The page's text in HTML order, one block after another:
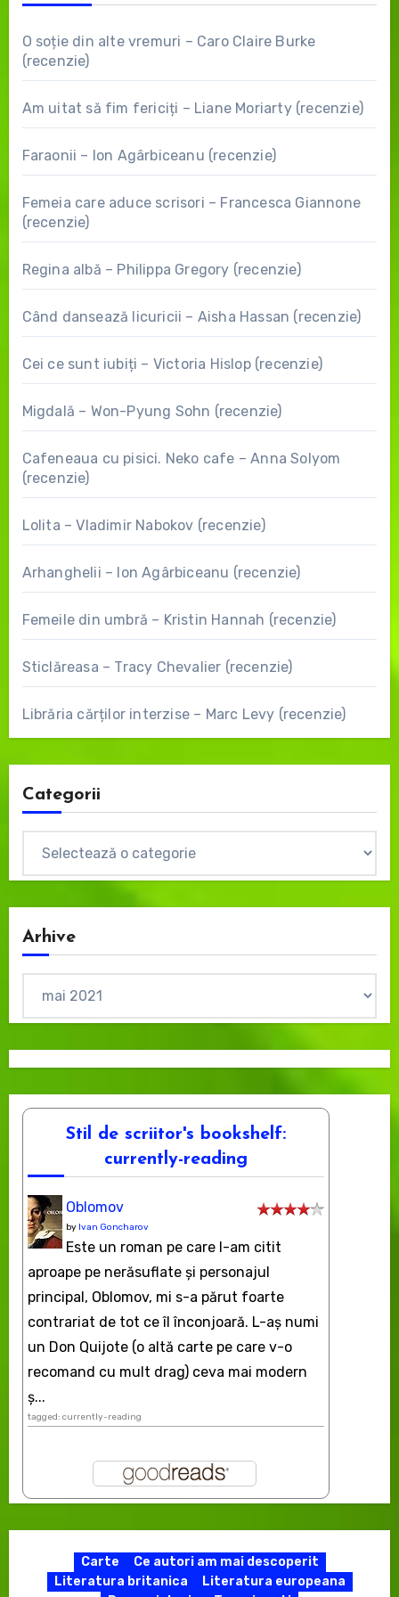
O soție din alte vremuri – Caro Claire Burke
(recenzie)
Am uitat să fim fericiți – Liane Moriarty (recenzie)
Faraonii – Ion Agârbiceanu (recenzie)
Femeia care aduce scrisori – Francesca Giannone
(recenzie)
Regina albă – Philippa Gregory (recenzie)
Când dansează licuricii – Aisha Hassan (recenzie)
Cei ce sunt iubiți – Victoria Hislop (recenzie)
Migdală – Won-Pyung Sohn (recenzie)
Cafeneaua cu pisici. Neko cafe – Anna Solyom
(recenzie)
Lolita – Vladimir Nabokov (recenzie)
Arhanghelii – Ion Agârbiceanu (recenzie)
Femeile din umbră – Kristin Hannah (recenzie)
Sticlăreasa – Tracy Chevalier (recenzie)
Librăria cărților interzise – Marc Levy (recenzie)
Categorii
Arhive
Stil de scriitor's bookshelf:
currently-reading
Oblomov
by Ivan Goncharov
Este un roman pe care l-am citit
aproape pe nerăsuflate şi personajul
principal, Oblomov, mi s-a părut foarte
contrariat de tot ce îl înconjoară. L-aş numi
un Don Quijote (o altă carte pe care v-o
recomand cu mult drag) ceva mai modern
ș...
tagged: currently-reading
Carte
Ce autori am mai descoperit
Literatura britanica
Literatura europeana